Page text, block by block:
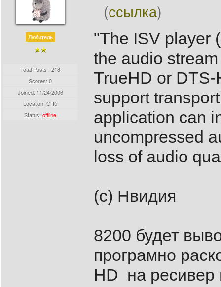
Любитель
Total Posts : 218
Scores: 0
Joined: 11/24/2006
Location: СПб
Status:offline
(ссылка)
"The ISV player
the audio
TrueHD or
support
application can
uncompressed
loss of audio
(с) Нвидия
8200 будет
програмно
HD на ресивер